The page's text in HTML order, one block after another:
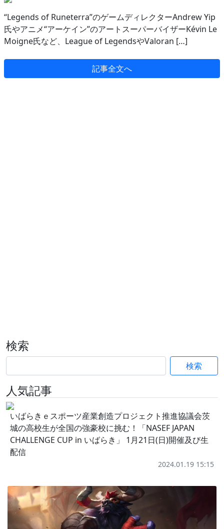
“Legends of Runeterra”のゲームディレクターAndrew Yip
氏やアニメ“アーケイン”のアートスーパーバイザーKévin Le
Moigne氏など、League of LegendsやValoran […]
記事全文へ
検索
検索
人気記事
いばらきｅスポーツ産業創造プロジェクト推進協議会茨
城の高校生が全国の強豪校に挑む！「NASEF JAPAN
CHALLENGE CUP in いばらき」 1月21日(日)開催及び生
配信
2024.01.19 15:15